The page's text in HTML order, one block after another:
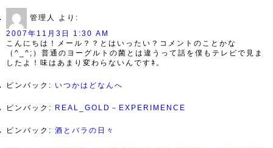
管理人
より:
2007年11月3日 1:30 AM
こんにちは！メール？？とはいったい？コメントのことかな
（^_^;）普通のヨーグルトの菌とは違うって話を僕もテレビで見ま
したよ！味はあまり変わらないんですﾈ。
ピンバック: いつかはどなんへ
ピンバック: REAL_GOLD－EXPERIMENCE
ピンバック: 酒とバラの日々